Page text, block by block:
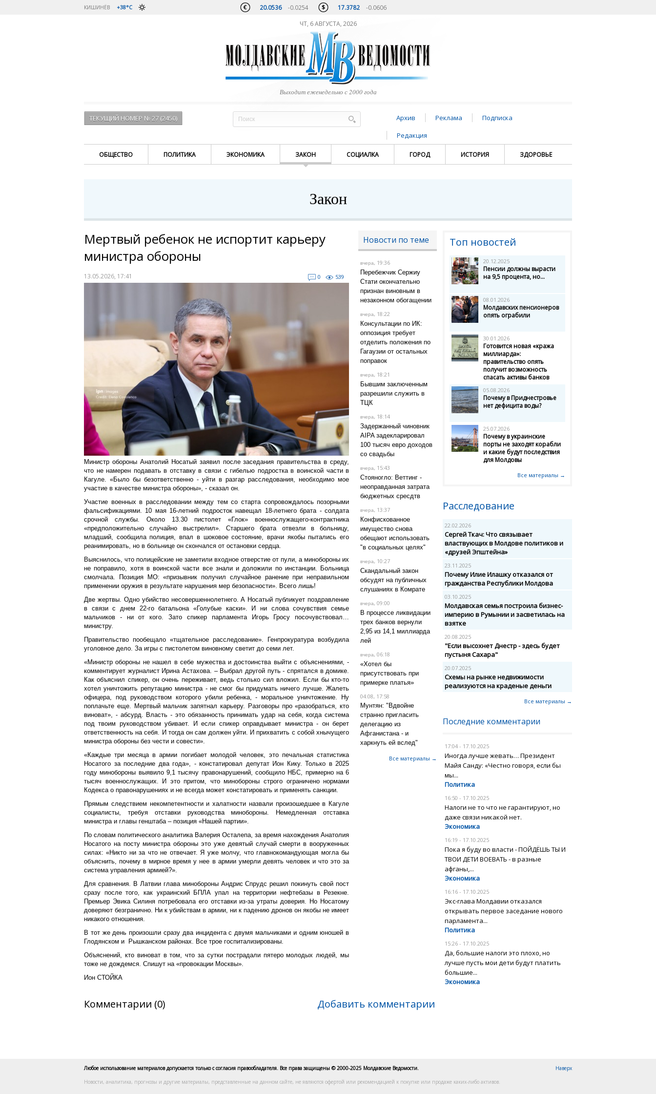
КИШИНЁВ +38°C 20.0536 -0.0254 17.3782 -0.0606
ЧТ, 6 АВГУСТА, 2026
Выходит еженедельно с 2000 года
ТЕКУЩИЙ НОМЕР № 27 (2450) Архив Реклама
Подписка
Редакция
ОБЩЕСТВО ПОЛИТИКА ЭКОНОМИКА ЗАКОН СОЦИАЛКА ГОРОД ИСТОРИЯ ЗДОРОВЬЕ
Закон
Мертвый ребенок не испортит карьеру
министра обороны
13.05.2026, 17:41 0 539
Министр обороны Анатолий Носатый заявил после заседания правительства в среду,
что не намерен подавать в отставку в связи с гибелью подростка в воинской части в
Кагуле. «Было бы безответственно - уйти в разгар расследования, необходимо мое
участие в качестве министра обороны», - сказал он.
Участие военных в расследовании между тем со старта сопровождалось позорными
фальсификациями. 10 мая 16-летний подросток навещал 18-летнего брата - солдата
срочной службы. Около 13.30 пистолет «Глок» военнослужащего-контрактника
«предположительно случайно выстрелил». Старшего брата отвезли в больницу,
младший, сообщила полиция, впал в шоковое состояние, врачи якобы пытались его
реанимировать, но в больнице он скончался от остановки сердца.
Выяснилось, что полицейские не заметили входное отверстие от пули, а минобороны их
не поправило, хотя в воинской части все знали и доложили по инстанции. Больница
смолчала. Позиция МО: «призывник получил случайное ранение при неправильном
применении оружия в результате нарушения мер безопасности». Всего лишь!
Две жертвы. Одно убийство несовершеннолетнего. А Носатый публикует поздравление
в связи с днем 22-го батальона «Голубые каски». И ни слова сочувствия семье
мальчиков - ни от кого. Зато спикер парламента Игорь Гросу посочувствовал…
министру.
Правительство пообещало «тщательное расследование». Генпрокуратура возбудила
уголовное дело. За игры с пистолетом виновному светит до семи лет.
«Министр обороны не нашел в себе мужества и достоинства выйти с объяснениями, -
комментирует журналист Ирина Астахова. – Выбрал другой путь - спрятался в домике.
Как объяснил спикер, он очень переживает, ведь столько сил вложил. Если бы кто-то
хотел уничтожить репутацию министра - не смог бы придумать ничего лучше. Жалеть
офицера, под руководством которого убили ребенка, - моральное уничтожение. Ну
поплачьте еще. Мертвый мальчик запятнал карьеру. Разговоры про «разобраться, кто
виноват», - абсурд. Власть - это обязанность принимать удар на себя, когда система
под твоим руководством убивает. И если спикер оправдывает министра - он берет
ответственность на себя. И тогда он сам должен уйти. И прихватить с собой хнычущего
министра обороны без чести и совести».
«Каждые три месяца в армии погибает молодой человек, это печальная статистика
Носатого за последние два года», - констатировал депутат Ион Кику. Только в 2025
году минобороны выявило 9,1 тысячу правонарушений, сообщило НБС, примерно на 6
тысяч военнослужащих. И это притом, что минобороны строго ограничено нормами
Кодекса о правонарушениях и не всегда может констатировать и применять санкции.
Прямым следствием некомпетентности и халатности назвали произошедшее в Кагуле
социалисты, требуя отставки руководства минобороны. Немедленная отставка
министра и главы генштаба – позиция «Нашей партии».
По словам политического аналитика Валерия Осталепа, за время нахождения Анатолия
Носатого на посту министра обороны это уже девятый случай смерти в вооруженных
силах: «Никто ни за что не отвечает. Я уже молчу, что главнокомандующая могла бы
объяснить, почему в мирное время у нее в армии умерли девять человек и что это за
система управления армией?».
Для сравнения. В Латвии глава минобороны Андрис Спрудс решил покинуть свой пост
сразу после того, как украинский БПЛА упал на территории нефтебазы в Резекне.
Премьер Эвика Силиня потребовала его отставки из-за утраты доверия. Но Носатому
доверяют безгранично. Ни к убийствам в армии, ни к падению дронов он якобы не имеет
никакого отношения.
В тот же день произошли сразу два инцидента с двумя мальчиками и одним юношей в
Глодянском и Рышканском районах. Все трое госпитализированы.
Объяснений, кто виноват в том, что за сутки пострадали пятеро молодых людей, мы
тоже не дождемся. Спишут на «провокации Москвы».
Ион СТОЙКА
Новости по теме
вчера, 19:36
Перебежчик Сержиу
Стати окончательно
признан виновным в
незаконном обогащении
вчера, 18:22
Консультации по ИК:
оппозиция требует
отделить положения по
Гагаузии от остальных
поправок
вчера, 18:21
Бывшим заключенным
разрешили служить в
ТЦК
вчера, 18:14
Задержанный чиновник
AIPA задекларировал
100 тысяч евро доходов
со свадьбы
вчера, 15:43
Стояногло: Веттинг -
неоправданная затрата
бюджетных сресдтв
вчера, 13:37
Конфискованное
имущество снова
обещают использовать
"в социальных целях"
вчера, 10:27
Скандальный закон
обсудят на публичных
слушаниях в Комрате
вчера, 09:00
В процессе ликвидации
трех банков вернули
2,95 из 14,1 миллиарда
лей
вчера, 06:18
«Хотел бы
присутствовать при
примерке платья»
04.08, 17:58
Мунтян: "Вдвойне
странно пригласить
делегацию из
Афганистана - и
харкнуть ей вслед"
Все материалы →
Комментарии (0) Добавить комментарии
Топ новостей
20.12.2025
Пенсии должны вырасти
на 9,5 процента, но...
08.01.2026
Молдавских пенсионеров
опять ограбили
30.01.2026
Готовится новая «кража
миллиарда»:
правительство опять
получит возможность
спасать активы банков
05.08.2026
Почему в Приднестровье
нет дефицита воды?
25.07.2026
Почему в украинские
порты не заходят корабли
и какие будут последствия
для Молдовы
Все материалы →
Расследование
22.02.2026
Сергей Ткач: Что связывает
властвующих в Молдове политиков и
«друзей Эпштейна»
23.11.2025
Почему Илие Илашку отказался от
гражданства Республики Молдова
03.10.2025
Молдавская семья построила бизнес-
империю в Румынии и засветилась на
взятке
20.08.2025
"Если высохнет Днестр - здесь будет
пустыня Сахара"
20.07.2025
Схемы на рынке недвижимости
реализуются на краденые деньги
Все материалы →
Последние комментарии
17:04 - 17.10.2025
Иногда лучше жевать… Президент
Майя Санду: «Честно говоря, если бы
мы...
Политика
16:50 - 17.10.2025
Налоги не то что не гарантируют, но
даже связи никакой нет.
Экономика
16:19 - 17.10.2025
Пока я буду во власти - ПОЙДЁШЬ ТЫ И
ТВОИ ДЕТИ ВОЕВАТЬ - в разные
афганы,...
Экономика
16:16 - 17.10.2025
Экс-глава Молдавии отказался
открывать первое заседание нового
парламента...
Политика
15:26 - 17.10.2025
Да, большие налоги это плохо, но
лучше пусть мои дети будут платить
большие...
Экономика
Любое использование материалов допускается только с согласия правообладателя. Все права защищены © 2000-2025 Молдавские Ведомости.
Новости, аналитика, прогнозы и другие материалы, представленные на данном сайте, не являются офертой или рекомендацией к покупке или продаже каких-либо активов.
Наверх